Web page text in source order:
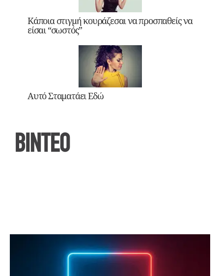
Κάποια στιγμή κουράζεσαι να προσπαθείς να
είσαι “σωστός”
Αυτό Σταματάει Εδώ
ΒΙΝΤΕΟ